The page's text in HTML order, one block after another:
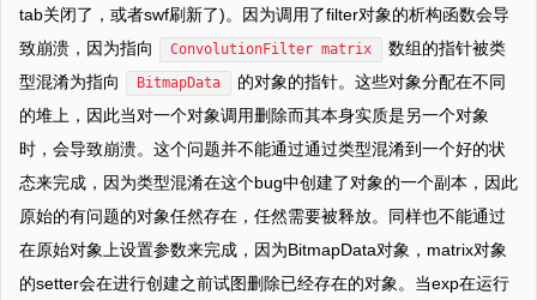
tab关闭了，或者swf刷新了)。因为调用了filter对象的析构函数会导
致崩溃，因为指向
ConvolutionFilter matrix
数组的指针被类
型混淆为指向
BitmapData
的对象的指针。这些对象分配在不同
的堆上，因此当对一个对象调用删除而其本身实质是另一个对象
时，会导致崩溃。这个问题并不能通过通过类型混淆到一个好的状
态来完成，因为类型混淆在这个bug中创建了对象的一个副本，因此
原始的有问题的对象任然存在，任然需要被释放。同样也不能通过
在原始对象上设置参数来完成，因为BitmapData对象，matrix对象
的setter会在进行创建之前试图删除已经存在的对象。当exp在运行